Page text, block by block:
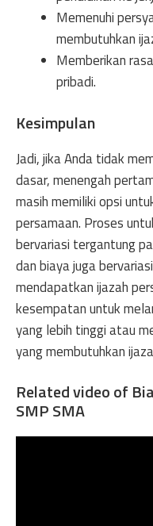
Memenuhi
membutuhkan
Memberikan
pribadi.
Kesimpulan
Jadi, jika Anda tidak
dasar, menengah
masih memiliki opsi
persamaan. Proses
bervariasi tergantung
dan biaya juga
mendapatkan ijazah
kesempatan untuk
yang lebih tinggi atau
yang membutuhkan
Related video of
SMP SMA